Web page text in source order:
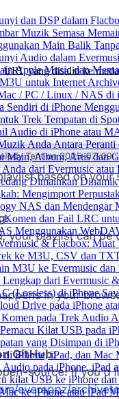
dan DSP dalam
Muzik Semasa
Main Balik
Audio dalam
Apple Music dan
untuk Internet
/ PC / Linux / NAS
Sendiri di iPhone
Trek Tempatan di
Audio di iPhone atau
Anda Antara
Main, Album, Artis dan
dari Evermusic
Dimainkan
Mengimport
NAS dan Mendengar
dan Fail LRC
Menggunakan
& Flacbox: Muat
ke M3U, CSV dan
M3U ke Evermusic dan
Lengkap dari Evermusic
(Lossless) di iPhone
Drive pada iPhone
pada Trek Audio
Kilat USB pada
yang Disimpan di
iPhone, iPad, dan Mac
pada iPhone, iPad
kilat USB ke iPhone
ke iPhone atau iPad
yang disalin ke